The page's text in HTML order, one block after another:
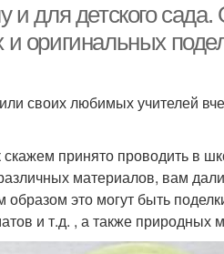
для детского
оригинальных
своих любимых учителей
принято проводить в
материалов, вам
это могут быть
и т.д. , а также природных